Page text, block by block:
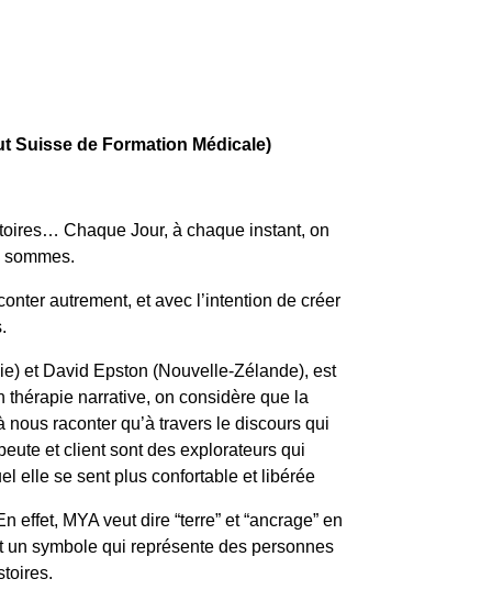
Suisse de Formation Médicale)
Chaque Jour, à chaque instant, on
autrement, et avec l’intention de créer
et David Epston (Nouvelle-Zélande), est
thérapie narrative, on considère que la
raconter qu’à travers le discours qui
et client sont des explorateurs qui
elle se sent plus confortable et libérée
MYA veut dire “terre” et “ancrage” en
un symbole qui représente des personnes